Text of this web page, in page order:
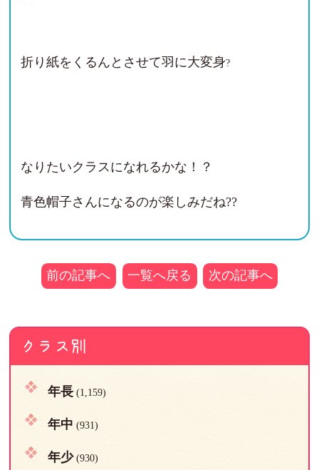
折り紙をくるんとさせて羽に大変身?
なりたいクラスになれるかな！？
青色帽子さんになるのが楽しみだね??
前の記事へ 一覧へ戻る 次の記事へ
クラス別
年長(1,159)
年中 (931)
年少(930)